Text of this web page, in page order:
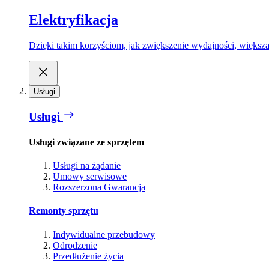
Elektryfikacja
Dzięki takim korzyściom, jak zwiększenie wydajności,
Usługi
Usługi
Usługi związane ze sprzętem
Usługi na żądanie
Umowy serwisowe
Rozszerzona Gwarancja
Remonty sprzętu
Indywidualne przebudowy
Odrodzenie
Przedłużenie życia